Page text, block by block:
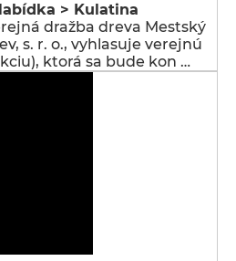
> Kulatina
dražba dreva Mestský
s. r. o., vyhlasuje verejnú
ktorá sa bude kon …